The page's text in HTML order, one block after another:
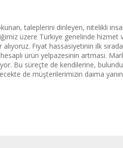
taleplerini dinleyen, nitelikli
üzere Türkiye genelinde
Fiyat hassasiyetinin ilk
ürün yelpazesinin artması.
Bu süreçte de kendilerine,
de müşterilerimizin daima